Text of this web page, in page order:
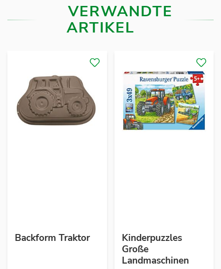
VERWANDTE
ARTIKEL
Backform Traktor
Kinderpuzzles
Große
Landmaschinen